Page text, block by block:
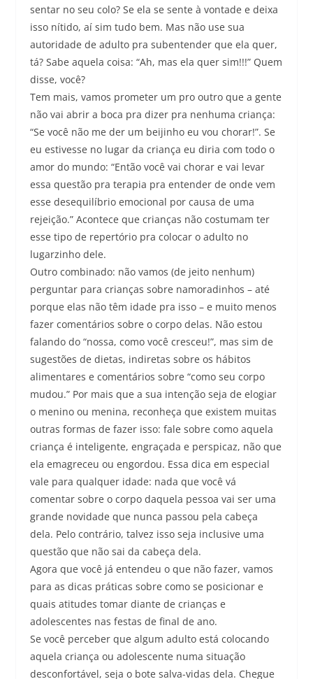
sentar no seu colo? Se ela se sente à vontade e deixa
isso nítido, aí sim tudo bem. Mas não use sua
autoridade de adulto pra subentender que ela quer,
tá? Sabe aquela coisa: “Ah, mas ela quer sim!!!” Quem
disse, você?
Tem mais, vamos prometer um pro outro que a gente
não vai abrir a boca pra dizer pra nenhuma criança:
“Se você não me der um beijinho eu vou chorar!”. Se
eu estivesse no lugar da criança eu diria com todo o
amor do mundo: “Então você vai chorar e vai levar
essa questão pra terapia pra entender de onde vem
esse desequilíbrio emocional por causa de uma
rejeição.” Acontece que crianças não costumam ter
esse tipo de repertório pra colocar o adulto no
lugarzinho dele.
Outro combinado: não vamos (de jeito nenhum)
perguntar para crianças sobre namoradinhos – até
porque elas não têm idade pra isso – e muito menos
fazer comentários sobre o corpo delas. Não estou
falando do “nossa, como você cresceu!”, mas sim de
sugestões de dietas, indiretas sobre os hábitos
alimentares e comentários sobre “como seu corpo
mudou.” Por mais que a sua intenção seja de elogiar
o menino ou menina, reconheça que existem muitas
outras formas de fazer isso: fale sobre como aquela
criança é inteligente, engraçada e perspicaz, não que
ela emagreceu ou engordou. Essa dica em especial
vale para qualquer idade: nada que você vá
comentar sobre o corpo daquela pessoa vai ser uma
grande novidade que nunca passou pela cabeça
dela. Pelo contrário, talvez isso seja inclusive uma
questão que não sai da cabeça dela.
Agora que você já entendeu o que não fazer, vamos
para as dicas práticas sobre como se posicionar e
quais atitudes tomar diante de crianças e
adolescentes nas festas de final de ano.
Se você perceber que algum adulto está colocando
aquela criança ou adolescente numa situação
desconfortável, seja o bote salva-vidas dela. Chegue